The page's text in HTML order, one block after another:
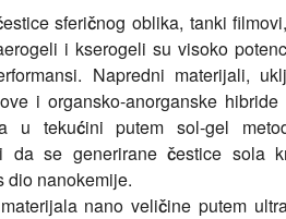
sferičnog oblika, tanki
i kserogeli su visoko
Napredni materijali,
i organsko-anorganske
u tekućini putem sol-gel
da se generirane čestice sola
dio nanokemije.
nano veličine putem